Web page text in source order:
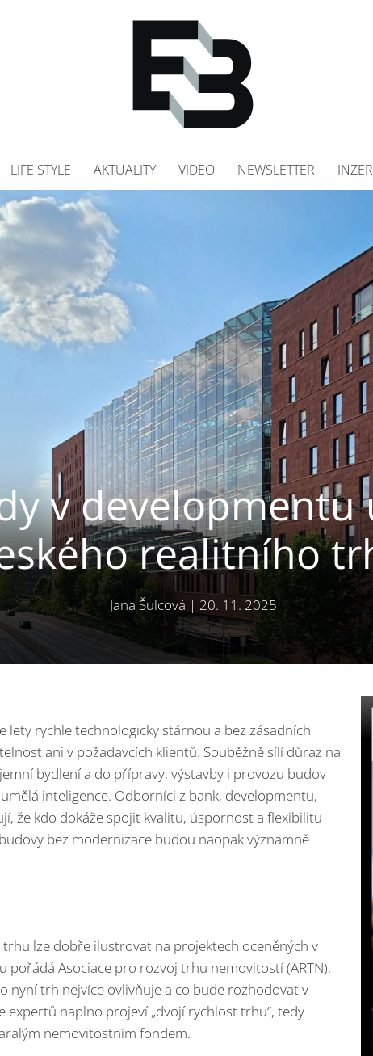
LIFE STYLE AKTUALITY VIDEO NEWSLETTER
v developmentu
realitního
Jana Šulcová | 20. 11. 2025
lety rychle technologicky stárnou a bez zásadních
ani v požadavcích klientů. Souběžně sílí důraz na
bydlení a do přípravy, výstavby i provozu budov
inteligence. Odborníci z bank, developmentu,
že kdo dokáže spojit kvalitu, úspornost a flexibilitu
bez modernizace budou naopak významně
lze dobře ilustrovat na projektech oceněných v
pořádá Asociace pro rozvoj trhu nemovitostí (ARTN).
nyní trh nejvíce ovlivňuje a co bude rozhodovat v
naplno projeví „dvojí rychlost trhu“, tedy
nemovitostním fondem.